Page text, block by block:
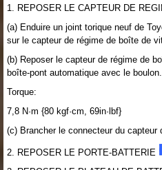
1. REPOSER LE CAPTEUR DE
(a) Enduire un joint torique neuf de
sur le capteur de régime de boîte de
(b) Reposer le capteur de régime de
boîte-pont automatique avec le boulon.
Torque:
7,8 N·m {80 kgf·cm, 69in·lbf}
(c) Brancher le connecteur du capteur
2. REPOSER LE PORTE-BATTERIE